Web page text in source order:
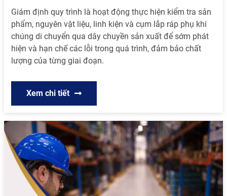
Giám định quy trình là hoạt động thực hiện kiểm tra sản
phẩm, nguyên vật liệu, linh kiện và cụm lắp ráp phụ khi
chúng di chuyển qua dây chuyền sản xuất để sớm phát
hiện và hạn chế các lỗi trong quá trình, đảm bảo chất
lượng của từng giai đoạn.
Xem chi tiết